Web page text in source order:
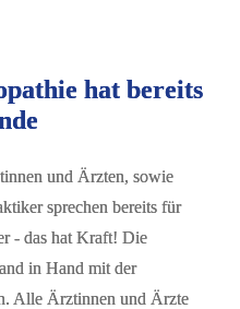
hat bereits
und Ärzten, sowie
sprechen bereits für
- das hat Kraft! Die
in Hand mit der
Alle Ärztinnen und Ärzte